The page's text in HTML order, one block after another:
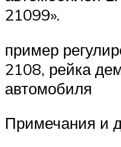
21099».
пример
2108, рейка
автомобиля
Примечания и